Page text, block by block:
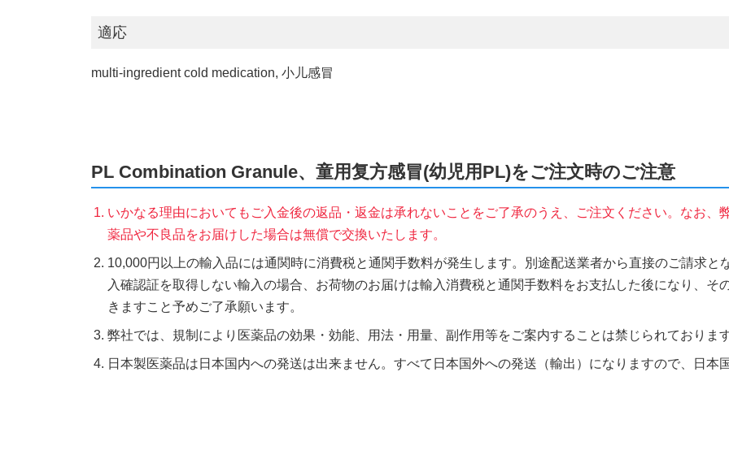
適応
multi-ingredient cold medication, 小儿感冒
PL Combination Granule、童用复方感冒(幼児用PL)をご注文時のご注意
いかなる理由においてもご入金後の返品・返金は承れないことをご了承のうえ、ご注文ください。なお、
薬品や不良品をお届けした場合は無償で交換いたします。
10,000円以上の輸入品には通関時に消費税と通関手数料が発生します。別途配送業者から直接のご請求
入確認証を取得しない輸入の場合、お荷物のお届けは輸入消費税と通関手数料をお支払した後になり、そ
きますこと予めご了承願います。
弊社では、規制により医薬品の効果・効能、用法・用量、副作用等をご案内することは禁じられておりま
日本製医薬品は日本国内への発送は出来ません。すべて日本国外への発送（輸出）になりますので、日本